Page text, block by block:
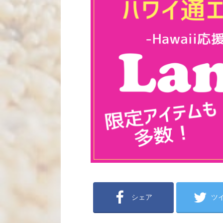
シェア ツ